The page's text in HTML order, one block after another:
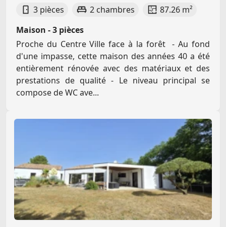
3 pièces 2 chambres
87.26 m²
Maison - 3 pièces
Proche du Centre Ville face à la forêt - Au fond
d'une impasse, cette maison des années 40 a été
entièrement rénovée avec des matériaux et des
prestations de qualité - Le niveau principal se
compose de WC ave...